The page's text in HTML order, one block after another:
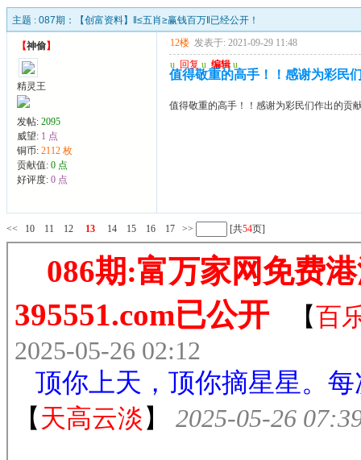
主题 : 087期：【创富资料】‖≤五肖≥赢钱百万‖已经公开！
【神偷】
精灵王
发帖: 2095
威望: 1 点
铜币: 2112 枚
贡献值: 0 点
好评度: 0 点
12楼 发表于: 2021-09-29 11:48
u 回复 u 编辑 u
值得敬重的高手！！感谢为彩民
值得敬重的高手！！感谢为彩民们作出的贡
<< 10 11 12 13 14 15 16 17 >> [共54页]